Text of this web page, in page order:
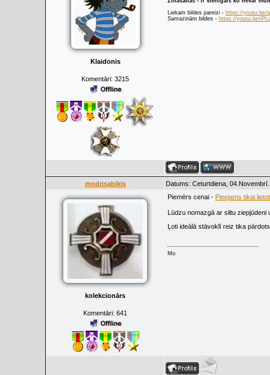
Klaidonis
Komentāri: 3215
Liekam bildes pareizi - https://youtu.be/
Samazinām bildes - https://youtu.be/
modrisabikis Datums: Ceturtdiena,
kolekcionārs
Komentāri: 641
Piemērs cenai - Pieejams tikai
Lūdzu nomazgā ar siltu
Ļoti ideālā stāvoklī reiz tika
Mo